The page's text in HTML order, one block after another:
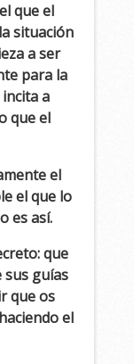
que el
situación
a ser
para la
a
que el
el
el que lo
es así.
que
sus guías
que os
el